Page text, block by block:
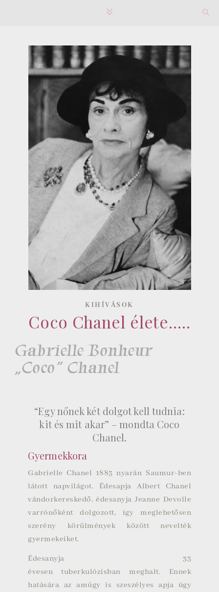
KIHÍVÁSOK
Coco Chanel élete…..
Gabrielle Bonheur
„Coco” Chanel
“Egy nőnek két dolgot kell tudnia:
kit és mit akar” – mondta Coco
Chanel.
Gyermekkora
Gabrielle Chanel 1883 nyarán Saumur-ben
látott napvilágot. Édesapja Albert Chanel
vándorkereskedő, édesanyja Jeanne Devolle
varrónőként dolgozott, így meglehetősen
szerény körülmények között nevelték
gyermekeiket.
Édesanyja 33
évesentuberkulózisban meghalt. Ennek
hatására az amúgy is szeszélyes apja úgy